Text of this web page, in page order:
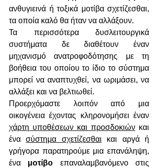
ανθυγιεινά ή τοξικά μοτίβα σχετίζεσθαι,
τα οποία καλό θα ήταν να αλλάξουν.
Τα περισσότερα δυσλειτουργικά
συστήματα δε διαθέτουν έναν
μηχανισμό ανατροφοδότησης με τη
βοήθεια του οποίου το ίδιο το σύστημα
μπορεί να αναπτυχθεί, να ωριμάσει, να
αλλάξει και να βελτιωθεί.
Προερχόμαστε λοιπόν από μια
χάρτη υποθέσεων και προσδοκιών και
ένα σύστημα σχετίζεσθαι και αργά ή
γρήγορα παρατηρούμε μια επανάληψη,
ένα μοτίβο επαναλαμβανόμενο στις